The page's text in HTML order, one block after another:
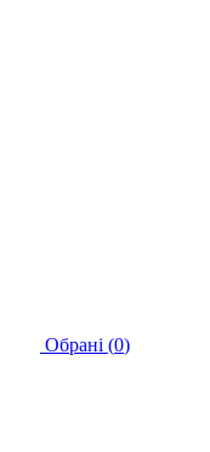
Обрані (0)